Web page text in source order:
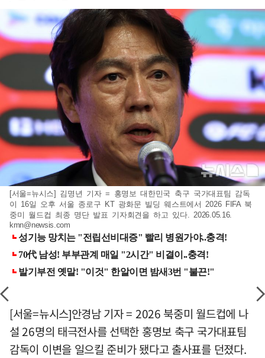
[서울=뉴시스] 김명년 기자 = 홍명보 대한민국 축구 국가대표팀 감독
이 16일 오후 서울 종로구 KT 광화문 빌딩 웨스트에서 2026 FIFA 북
중미 월드컵 최종 명단 발표 기자회견을 하고 있다. 2026.05.16.
kmn@newsis.com
[서울=뉴시스]안경남 기자 = 2026 북중미 월드컵에 나
설 26명의 태극전사를 선택한 홍명보 축구 국가대표팀
감독이 이변을 일으킬 준비가 됐다고 출사표를 던졌다.